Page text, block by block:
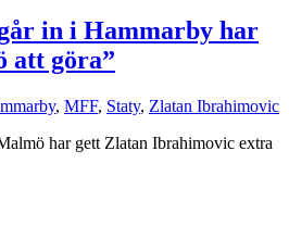
in i Hammarby har
att göra”
, MFF, Staty, Zlatan Ibrahimovic
har gett Zlatan Ibrahimovic extra